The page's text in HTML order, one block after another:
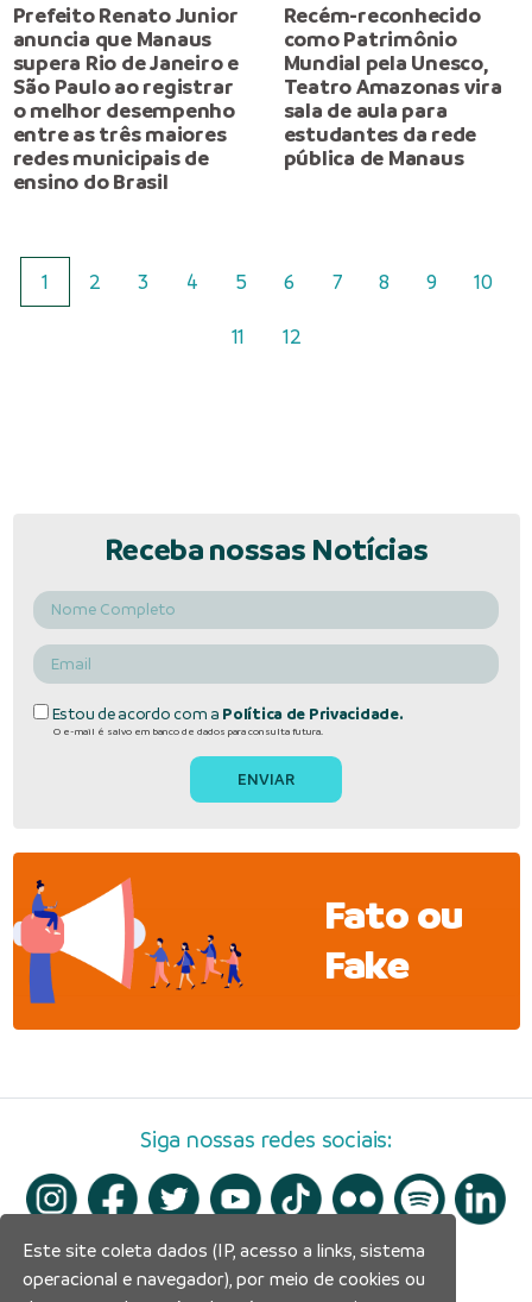
Prefeito Renato Junior
anuncia que Manaus
supera Rio de Janeiro e
São Paulo ao registrar
o melhor desempenho
entre as três maiores
redes municipais de
ensino do Brasil
Recém-reconhecido
como Patrimônio
Mundial pela Unesco,
Teatro Amazonas vira
sala de aula para
estudantes da rede
pública de Manaus
1 2 3 4 5 6 7 8 9 10
11 12
Receba nossas Notícias
Estou de acordo com a Política de Privacidade.
O e-mail é salvo em banco de dados para consulta futura.
Fato ou
Fake
Siga nossas redes sociais:
Este site coleta dados (IP, acesso a links, sistema
operacional e navegador), por meio de cookies ou